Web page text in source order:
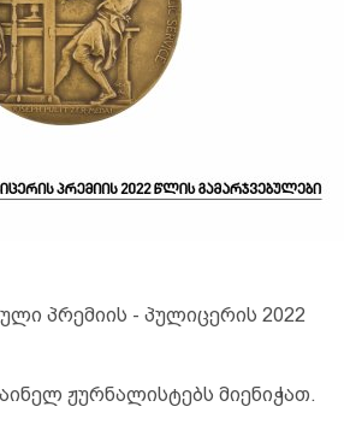
პრემიის - პულიცერის 2022
ჟურნალისტებს მიენიჭათ.